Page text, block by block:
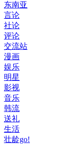
东南亚
言论
社论
评论
交流站
漫画
娱乐
明星
影视
音乐
韩流
送礼
生活
壮龄go!